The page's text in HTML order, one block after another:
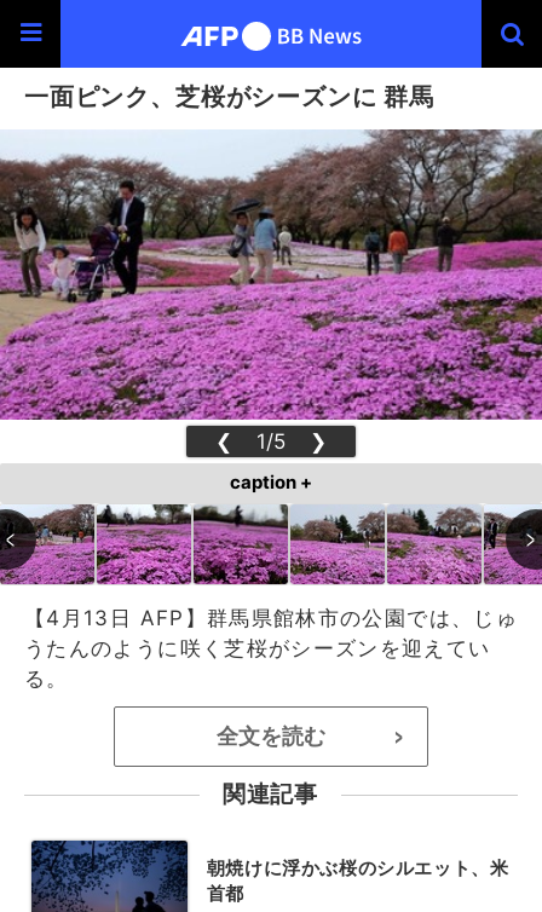
一面ピンク、芝桜がシーズンに 群馬
❮ 1/5 ❯
caption +
【4月13日 AFP】群馬県館林市の公園では、じゅ
うたんのように咲く芝桜がシーズンを迎えてい
る。
全文を読む >
関連記事
朝焼けに浮かぶ桜のシルエット、米
首都